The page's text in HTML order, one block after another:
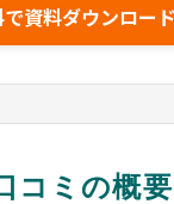
ワードを
す。 KeeperはAzure ADやOkta等のIdP連携やSCIM自動プロビジョニング
リティ水
資料ダウンロー
コミの概要